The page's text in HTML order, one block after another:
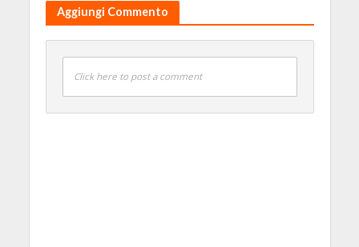
Aggiungi Commento
Click here to post a comment